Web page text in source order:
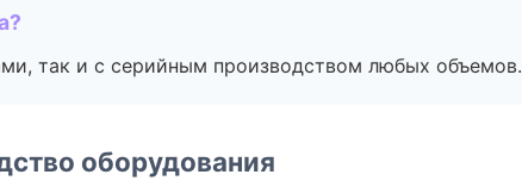
так и с серийным производством любых объемов.
оборудования